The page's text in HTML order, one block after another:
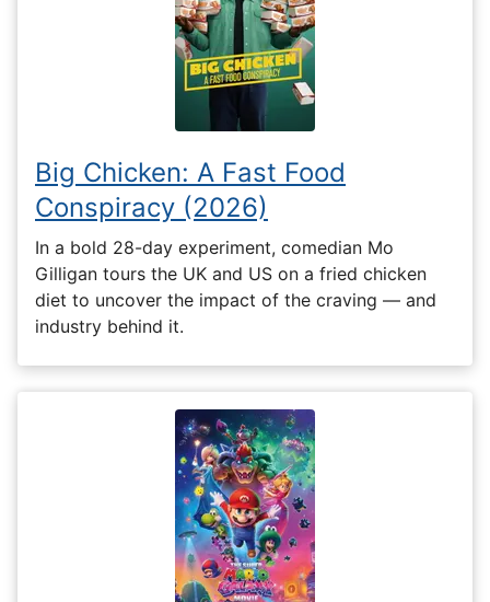
Big Chicken: A Fast Food
Conspiracy (2026)
In a bold 28-day experiment, comedian Mo
Gilligan tours the UK and US on a fried chicken
diet to uncover the impact of the craving — and
industry behind it.